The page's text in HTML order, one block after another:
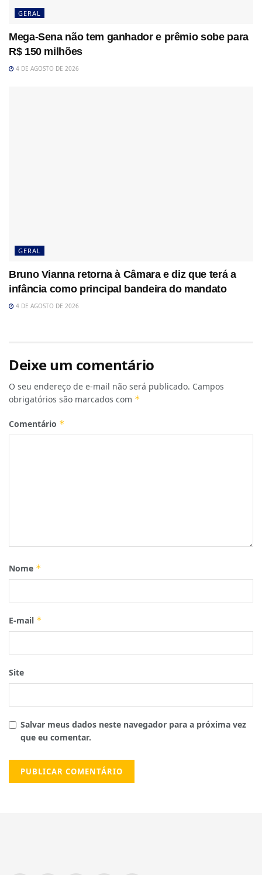
GERAL
Mega-Sena não tem ganhador e prêmio sobe para
R$ 150 milhões
4 DE AGOSTO DE 2026
GERAL
Bruno Vianna retorna à Câmara e diz que terá a
infância como principal bandeira do mandato
4 DE AGOSTO DE 2026
Deixe um comentário
O seu endereço de e-mail não será publicado. Campos
obrigatórios são marcados com *
Comentário *
Nome *
E-mail *
Site
Salvar meus dados neste navegador para a próxima vez
que eu comentar.